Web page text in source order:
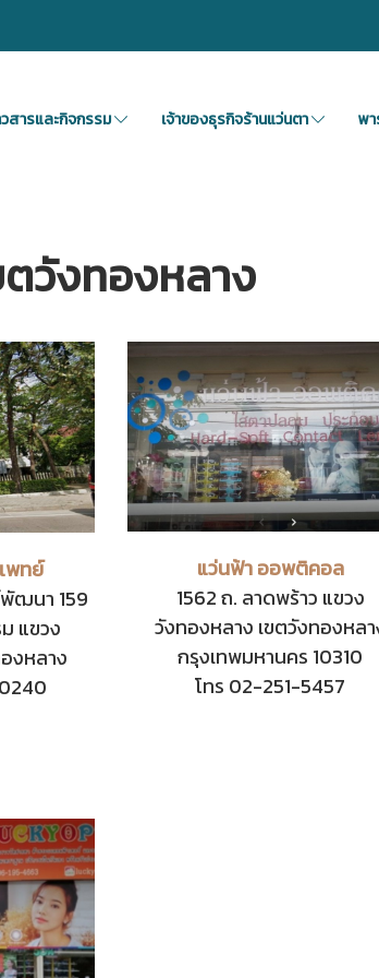
สารและกิจกรรม เจ้าของธุรกิจร้านแว่นตา พ
ตวังทองหลาง
พทย์
ฒนา 159
แขวง
งหลาง
แว่นฟ้า ออพติคอล
1562 ถ. ลาดพร้าว แขวง
วังทองหลาง เขตวังทองหล
กรุงเทพมหานคร 10310
โทร 02-251-5457